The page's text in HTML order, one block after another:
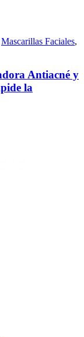
Mascarillas Faciales,
Antiacné y
la